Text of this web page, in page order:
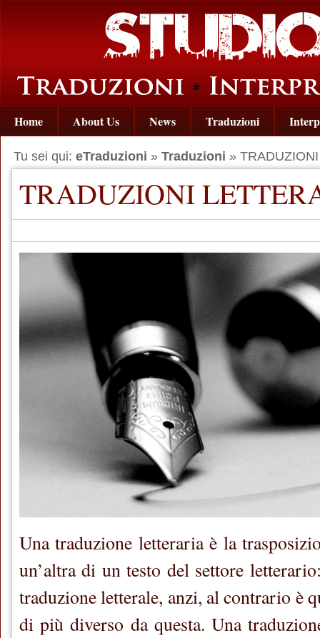
Home About Us News Traduzioni
Tu sei qui: eTraduzioni » Traduzioni »
TRADUZIONI
Una traduzione letteraria è la
un’altra di un testo del settore
traduzione letterale, anzi, al contrario è
di più diverso da questa. Una